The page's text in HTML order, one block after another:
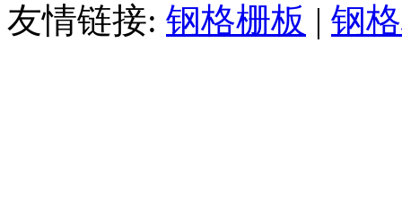
友情链接: 钢格栅板 | 钢